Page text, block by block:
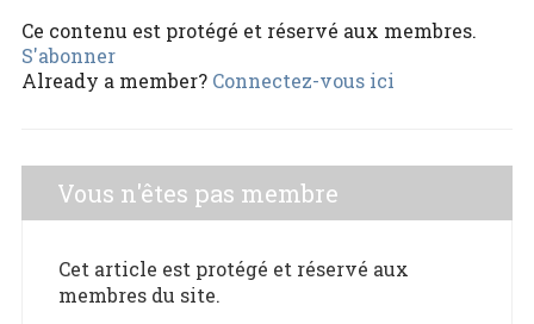
Ce contenu est protégé et réservé aux membres.
S'abonner
Already a member? Connectez-vous ici
Vous n'êtes pas membre
Cet article est protégé et réservé aux
membres du site.